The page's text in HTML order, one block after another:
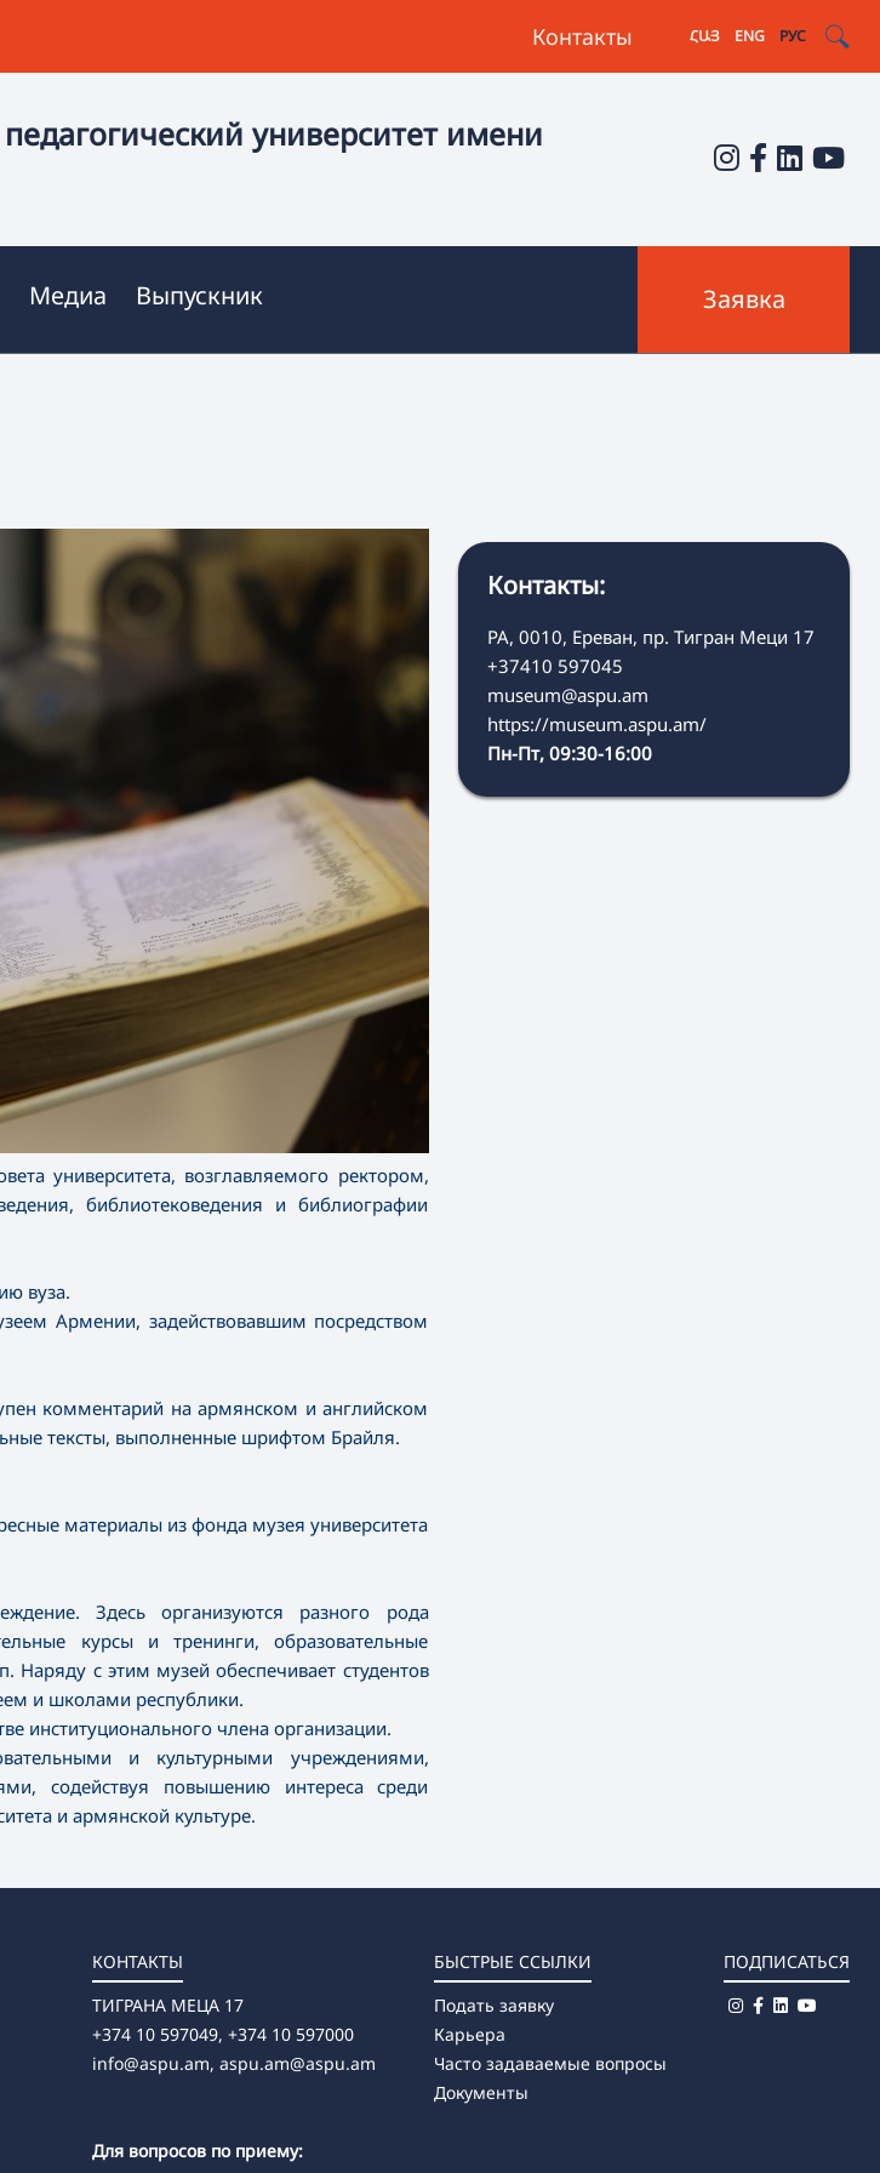
Контакты ՀԱՅ ENG РУС
университет имени
Медиа Выпускник Заявка
университета, возглавляемого ректором,
библиотековедения и библиографии
вуза.
Армении, задействовавшим посредством
комментарий на армянском и английском
тексты, выполненные шрифтом Брайля.
материалы из фонда музея университета
Здесь организуются разного рода
курсы и тренинги, образовательные
с этим музей обеспечивает студентов
и школами республики.
институционального члена организации.
и культурными учреждениями,
содействуя повышению интереса среди
и армянской культуре.
Контакты:
РА, 0010, Ереван, пр. Тигран Меци 17
+37410 597045
museum@aspu.am
https://museum.aspu.am/
Пн-Пт, 09:30-16:00
КОНТАКТЫ
ТИГРАНА МЕЦА 17
+374 10 597049, +374 10 597000
info@aspu.am, aspu.am@aspu.am
Для вопросов по приему:
БЫСТРЫЕ ССЫЛКИ
Подать заявку
Карьера
Часто задаваемые вопросы
Документы
ПОДПИСАТЬСЯ